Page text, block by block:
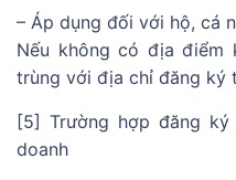
– Áp dụng đối với hộ, cá
Nếu không có địa điểm
trùng với địa chỉ đăng ký
[5] Trường hợp đăng
doanh